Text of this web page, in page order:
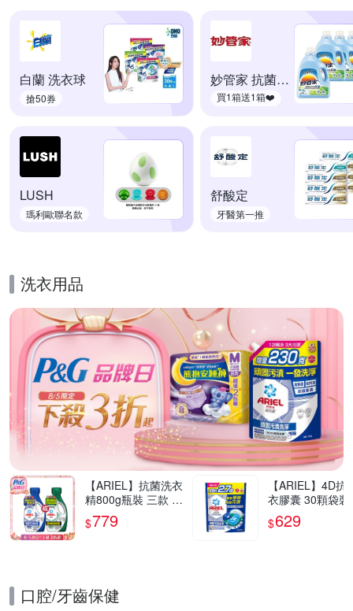
白蘭 洗衣球
搶50券
妙管家 抗菌防霉
買1箱送1箱❤️
LUSH
瑪利歐聯名款
舒酸定
牙醫第一推
洗衣用品
【ARIEL】抗菌洗衣
精800g瓶裝 三款 任
選5入
$779
【ARIEL】4D抗
衣膠囊 30顆袋裝
菌去漬 超值3入
90顆
$629
口腔/牙齒保健